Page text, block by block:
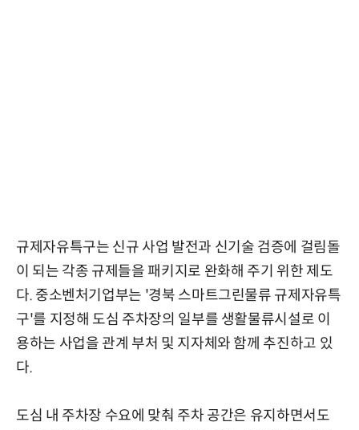
규제자유특구는 신규 사업 발전과 신기술 검증에 걸림돌
이 되는 각종 규제들을 패키지로 완화해 주기 위한 제도
다. 중소벤처기업부는 '경북 스마트그린물류 규제자유특
구'를 지정해 도심 주차장의 일부를 생활물류시설로 이
용하는 사업을 관계 부처 및 지자체와 함께 추진하고 있
다.
도심 내 주차장 수요에 맞춰 주차 공간은 유지하면서도